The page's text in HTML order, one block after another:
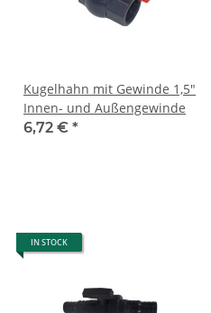
Kugelhahn mit Gewinde 1,5"
Innen- und Außengewinde
6,72 € *
IN STOCK